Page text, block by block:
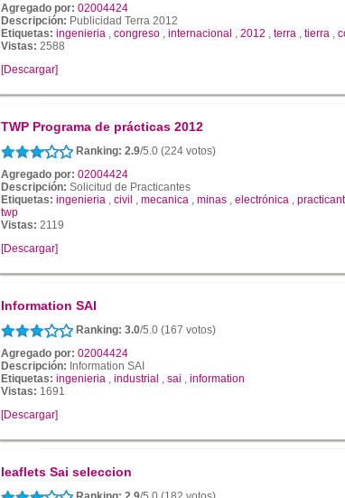
Agregado por: 02004424
Descripción: Publicidad Terra 2012
Etiquetas: ingenieria , congreso , internacional , 2012 , terra , tierra ,
Vistas: 2588
[Descargar]
TWP Programa de prácticas 2012
Ranking: 2.9/5.0 (224 votos)
Agregado por: 02004424
Descripción: Solicitud de Practicantes
Etiquetas: ingenieria , civil , mecanica , minas , electrónica ,
twp
Vistas: 2119
[Descargar]
Information SAI
Ranking: 3.0/5.0 (167 votos)
Agregado por: 02004424
Descripción: Information SAI
Etiquetas: ingenieria , industrial , sai , information
Vistas: 1691
[Descargar]
leaflets Sai seleccion